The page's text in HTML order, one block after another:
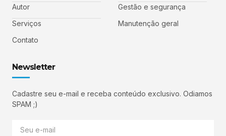
Autor
Serviços
Contato
Gestão e segurança
Manutenção geral
Newsletter
Cadastre seu e-mail e receba conteúdo exclusivo. Odiamos
SPAM ;)